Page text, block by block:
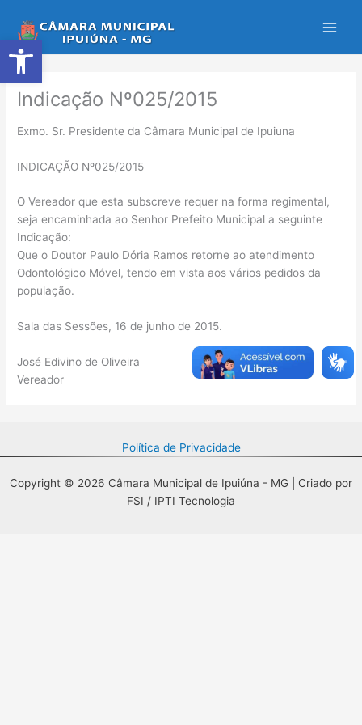
Abrir a barra de ferramentas
para
o
conteúdo
Indicação Nº025/2015
Exmo. Sr. Presidente da Câmara Municipal de Ipuiuna
INDICAÇÃO Nº025/2015
O Vereador que esta subscreve requer na forma regimental,
seja encaminhada ao Senhor Prefeito Municipal a seguinte
Indicação:
Que o Doutor Paulo Dória Ramos retorne ao atendimento
Odontológico Móvel, tendo em vista aos vários pedidos da
população.
Sala das Sessões, 16 de junho de 2015.
José Edivino de Oliveira
Vereador
Política de Privacidade
Copyright © 2026 Câmara Municipal de Ipuiúna - MG | Criado por
FSI / IPTI Tecnologia